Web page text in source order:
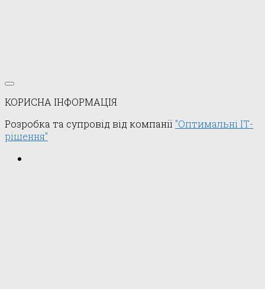
КОРИСНА ІНФОРМАЦІЯ
Розробка та супровід від компанії "Оптимальні ІТ-
рішення"